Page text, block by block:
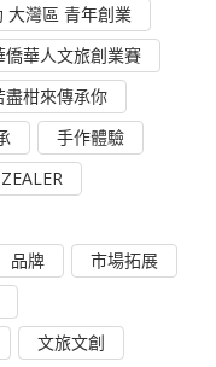
大灣區 青年創業
僑華人文旅創業賽
盡柑來傳承你
手作體驗
ZEALER
品牌
市場拓展
文旅文創